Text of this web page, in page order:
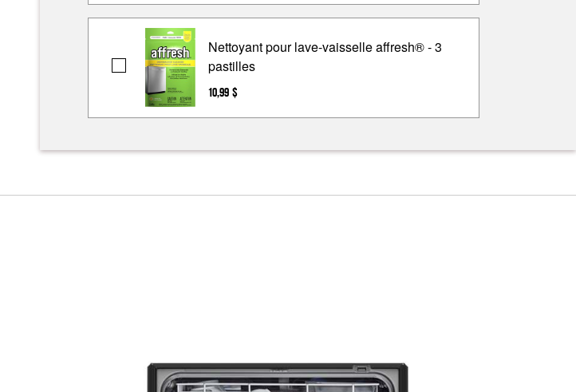
vaisselle
pivotant
Spin&Load
Nettoyant
pour
lave-
vaisselle
pastilles
Nettoyant pour lave-vaisselle affresh® - 3
pastilles
10,99 $